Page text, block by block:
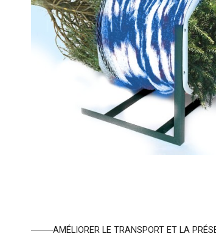
AMÉLIORER LE TRANSPORT ET LA